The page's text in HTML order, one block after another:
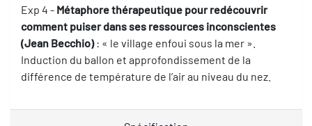
Exp 4 - Métaphore thérapeutique pour redécouvrir
comment puiser dans ses ressources inconscientes
(Jean Becchio): « le village enfoui sous la mer ».
Induction du ballon et approfondissement de la
différence de température de l’air au niveau du nez.